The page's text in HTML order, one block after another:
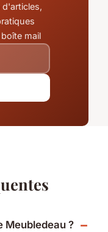
d'articles,
mail
Meubledeau ?